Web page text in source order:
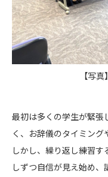
【写
最初は多くの学生が緊張
く、お辞儀のタイミング
しかし、繰り返し練習
しずつ自信が見え始め